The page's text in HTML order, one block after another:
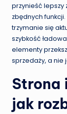
przynieść lepszy
zbędnych
trzymanie się
szybkość
elementy
sprzedaży, a nie
Strona
jak